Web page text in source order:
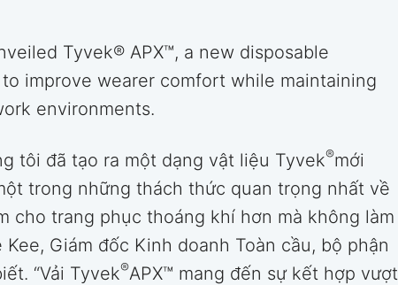
Tyvek® APX™, a new disposable
improve wearer comfort while maintaining
environments.
tôi đã tạo ra một dạng vật liệu Tyvek®mới
trong những thách thức quan trọng nhất về
cho trang phục thoáng khí hơn mà không làm
Giám đốc Kinh doanh Toàn cầu, bộ phận
“Vải Tyvek®APX™ mang đến sự kết hợp vượt